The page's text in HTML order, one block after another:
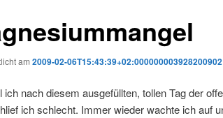
am 2009-02-06T15:43:39+02:000000003928200902
ich nach diesem ausgefüllten, tollen Tag der
ich schlecht. Immer wieder wachte ich auf